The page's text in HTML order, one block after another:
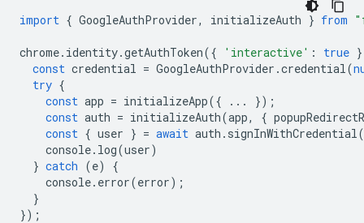
import { GoogleAuthProvider, initializeAuth } from
chrome. identity.getAuthToken({ 'interactive' : true
const credential = GoogleAuthProvider .credential(
try {
const app = initializeApp({ ...
});
const auth = initializeAuth(app, {
const { user } = await auth . signInWithCredential(
console. log(user)
} catch (e)
{
console. error(error);
}
});